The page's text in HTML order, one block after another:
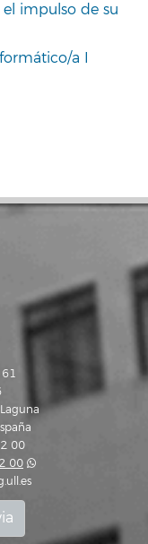
impulso de su
a I
00
00